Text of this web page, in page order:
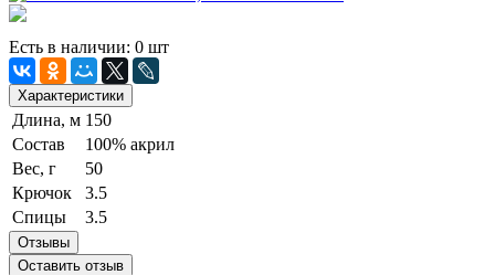
Есть в наличии: 0 шт
Характеристики
Длина, м 150
Состав
100% акрил
Вес, г
50
Крючок
3.5
Спицы
3.5
Отзывы
Оставить отзыв